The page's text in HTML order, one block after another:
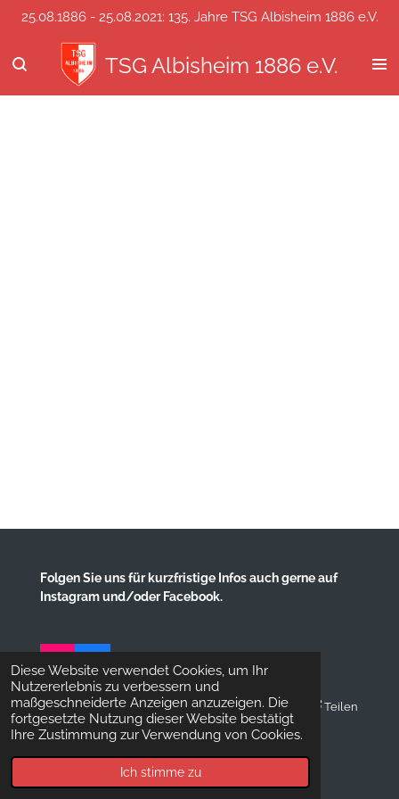
Diese Website verwendet Cookies, um Ihr
Nutzererlebnis zu verbessern und
maßgeschneiderte Anzeigen anzuzeigen. Die
fortgesetzte Nutzung dieser Website bestätigt
Ihre Zustimmung zur Verwendung von Cookies.
Ich stimme zu
Zum
springen
TSG Albisheim 1886 e.V.
25.08.1886 - 25.08.2021: 135. Jahre TSG Albisheim 1886 e.V.
Folgen Sie uns für kurzfristige Infos auch gerne auf
Instagram und/oder Facebook.
I
n
s
t
a
F
a
c
e
b
Teilen
© 2025 TSG 1886 Albisheim e.V.